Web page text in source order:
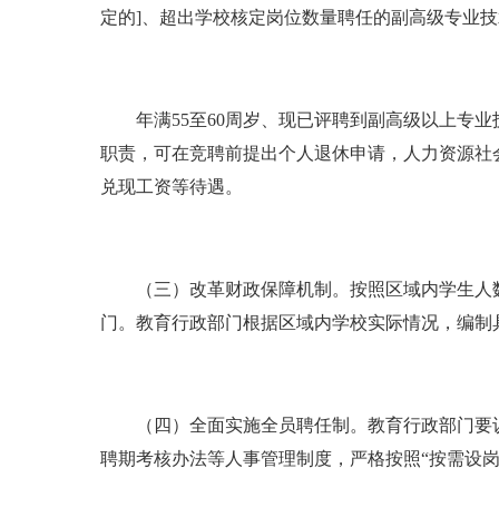
定的]、超出学校核定岗位数量聘任的副高级专业
年满55至60周岁、现已评聘到副高级以上专业
职责，可在竞聘前提出个人退休申请，人力资源
兑现工资等待遇。
（三）改革财政保障机制。按照区域内学生人
门。教育行政部门根据区域内学校实际情况，编
（四）全面实施全员聘任制。教育行政部门要
聘期考核办法等人事管理制度，严格按照“按需设